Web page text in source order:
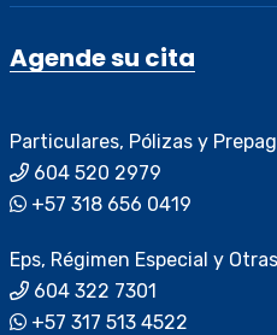
Agende su cita
Particulares, Pólizas y
604 520 2979
+57 318 656 0419
Eps, Régimen Especial y
604 322 7301
+57 317 513 4522